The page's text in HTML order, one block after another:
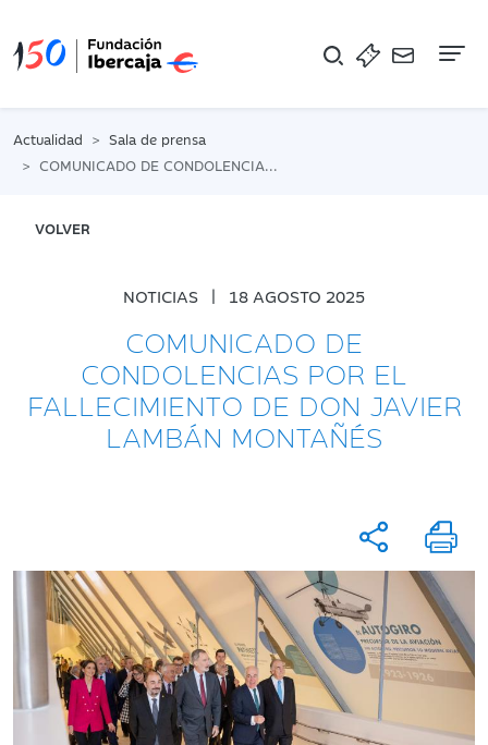
Actualidad
Sala de prensa
COMUNICADO DE CONDOLENCIAS POR EL FALLECIMIENTO DE DON JAVIER LAMBÁN MONTAÑÉS
VOLVER
NOTICIAS | 18 AGOSTO 2025
COMUNICADO DE
CONDOLENCIAS POR EL
FALLECIMIENTO DE DON JAVIER
LAMBÁN MONTAÑÉS